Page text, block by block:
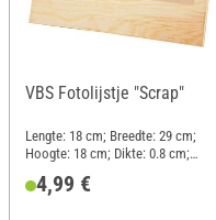
VBS Fotolijstje "Scrap"
Lengte: 18 cm; Breedte: 29 cm;
Hoogte: 18 cm; Dikte: 0.8 cm;
4,99 €